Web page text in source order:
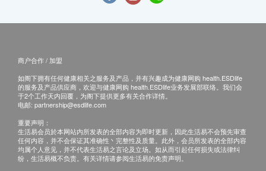
商户合作 / 加盟
如阁下拥有任何健康相关之服务及产品，并有兴趣成为健康网购 health.ESDlife
的服务及产品供应商，欢迎与健康网购 health.ESDlife业务发展部联络。我们会
于2个工作天内回覆，为阁下提供更多有关合作详情。
电邮: partnership@esdlife.com
重要声明：
生活易会员於本网站内所发表的全部内容为即时更新，因此生活易不会预先审查
任何内容，并不会保证其准确性丶完整性及质量。此外，会员所发表的全部内容
均属个人意见，并不代表生活易之言论及立场。如从而引起任何损失或法律纠
纷，生活易概不负责。有关详情请参阅生活易的免责声明。